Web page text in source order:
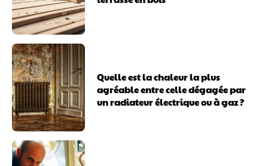
Quelle est la chaleur la plus
agréable entre celle dégagée par
un radiateur électrique ou à gaz ?